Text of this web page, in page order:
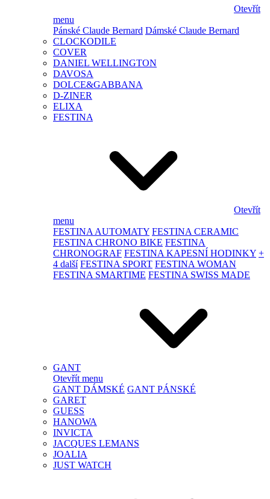
Otevřít
menu
Pánské Claude Bernard Dámské Claude Bernard
CLOCKODILE
COVER
DANIEL WELLINGTON
DAVOSA
DOLCE&GABBANA
D-ZINER
ELIXA
FESTINA
Otevřít
menu
FESTINA AUTOMATY FESTINA CERAMIC
FESTINA CHRONO BIKE FESTINA
CHRONOGRAF FESTINA KAPESNÍ HODINKY +
4 další FESTINA SPORT FESTINA WOMAN
FESTINA SMARTIME FESTINA SWISS MADE
GANT
Otevřít menu
GANT DÁMSKÉ GANT PÁNSKÉ
GARET
GUESS
HANOWA
INVICTA
JACQUES LEMANS
JOALIA
JUST WATCH